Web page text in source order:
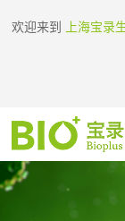
欢迎来到 上海宝录